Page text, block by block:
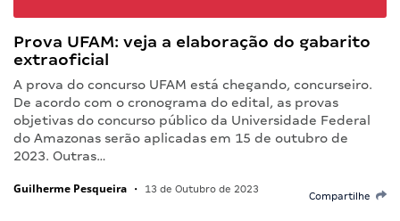
Prova UFAM: veja a elaboração do gabarito
extraoficial
A prova do concurso UFAM está chegando, concurseiro.
De acordo com o cronograma do edital, as provas
objetivas do concurso público da Universidade Federal
do Amazonas serão aplicadas em 15 de outubro de
2023. Outras…
Guilherme Pesqueira • 13 de Outubro de 2023
Compartilhe